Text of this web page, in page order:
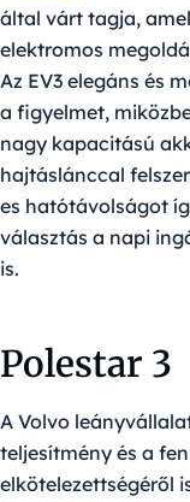
által várt tagja,
elektromos
Az EV3 elegáns és
a figyelmet,
nagy kapacitású
hajtáslánccal
es hatótávolságot
választás a napi
is.
Polestar 3
A Volvo
teljesítmény és a
elkötelezettségéről